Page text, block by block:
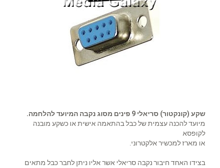
שקע (קונקטור) סריאלי 9 פינים מסוג נקבה המיועד להלחמה.
מיועד להכנה עצמית של כבל בהתאמה אישית או כשקע מובנה
לקופסא
או מארז למכשיר אלקטרוני.
בצידו האחד חיבור נקבה סריאלי אשר אליו ניתן לחבר כבל מתאים